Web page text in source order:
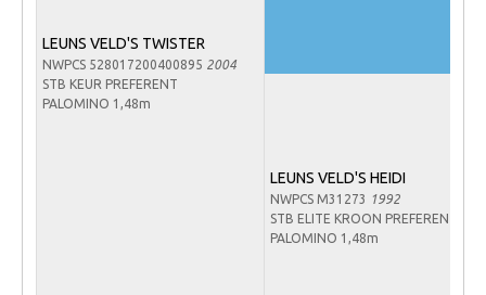
NRPS-Boegbeeld
Predicaten
Cornage
LEUNS VELD'S TWISTER
NWPCS 528017200400895 2004
STB KEUR PREFERENT
PALOMINO 1,48m
LEUNS VELD'S HEIDI
NWPCS M31273
1992
STB ELITE KROON PREFERENT
PALOMINO 1,48m